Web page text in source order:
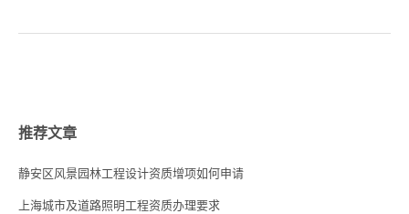
推荐文章
静安区风景园林工程设计资质增项如何申请
上海城市及道路照明工程资质办理要求